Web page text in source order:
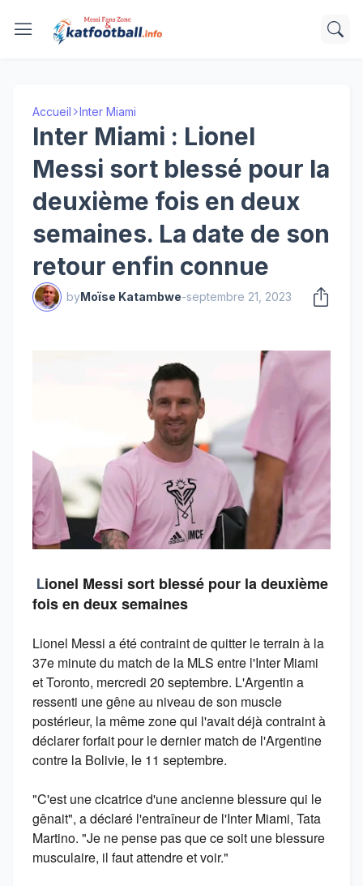
Accueil Inter Miami
Inter Miami : Lionel
Messi sort blessé pour la
deuxième fois en deux
semaines. La date de son
retour enfin connue
byMoïse Katambwe-septembre 21, 2023
Lionel Messi sort blessé pour la deuxième
fois en deux semaines
Lionel Messi a été contraint de quitter le terrain à la
37e minute du match de la MLS entre l'Inter Miami
et Toronto, mercredi 20 septembre. L'Argentin a
ressenti une gêne au niveau de son muscle
postérieur, la même zone qui l'avait déjà contraint à
déclarer forfait pour le dernier match de l'Argentine
contre la Bolivie, le 11 septembre.
"C'est une cicatrice d'une ancienne blessure qui le
gênait", a déclaré l'entraîneur de l'Inter Miami, Tata
Martino. "Je ne pense pas que ce soit une blessure
musculaire, il faut attendre et voir."